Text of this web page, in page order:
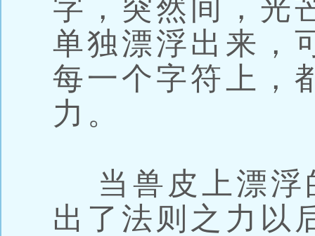
字，突然间，光
单独漂浮出来，
每一个字符上，
力。
当兽皮上漂浮
出了法则之力以